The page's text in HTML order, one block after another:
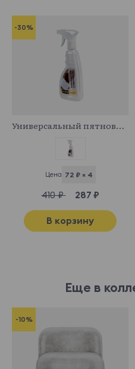
-30%
Универсальный пятновыводитель
Цена 72 ₽ × 4
410 ₽ 287 ₽
В корзину
Еще в
-10%